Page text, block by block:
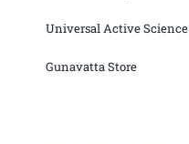
Universal Active Science
Gunavatta Store